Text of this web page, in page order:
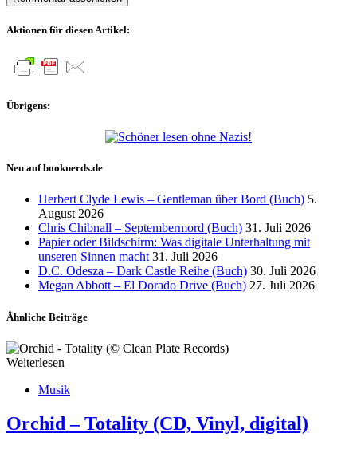
Aktionen für diesen Artikel:
Übrigens:
Neu auf booknerds.de
Herbert Clyde Lewis – Gentleman über Bord (Buch) 5.
August 2026
Chris Chibnall – Septembermord (Buch) 31. Juli 2026
Papier oder Bildschirm: Was digitale Unterhaltung mit
unseren Sinnen macht 31. Juli 2026
D.C. Odesza – Dark Castle Reihe (Buch) 30. Juli 2026
Megan Abbott – El Dorado Drive (Buch) 27. Juli 2026
Ähnliche Beiträge
Weiterlesen
Musik
Orchid – Totality (CD, Vinyl, digital)